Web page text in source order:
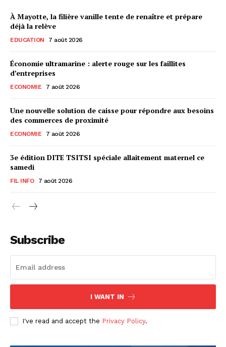
À Mayotte, la filière vanille tente de renaître et prépare
déjà la relève
EDUCATION 7 août 2026
Économie ultramarine : alerte rouge sur les faillites
d’entreprises
ECONOMIE 7 août 2026
Une nouvelle solution de caisse pour répondre aux besoins
des commerces de proximité
ECONOMIE 7 août 2026
3e édition DITE TSITSI spéciale allaitement maternel ce
samedi
FIL INFO 7 août 2026
Subscribe
I WANT IN
I've read and accept the Privacy Policy.